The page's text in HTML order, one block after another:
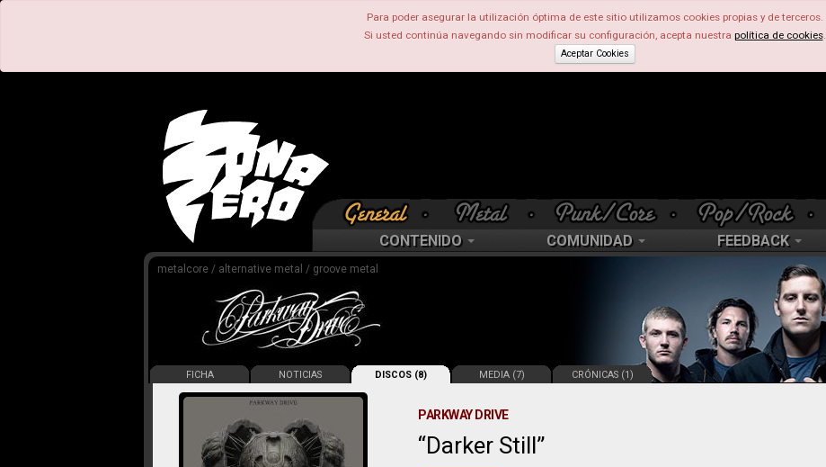
Para poder asegurar la utilización óptima de este sitio utilizamos cookies propias y de terceros.
Si usted continúa navegando sin modificar su configuración, acepta nuestra política de cookies.
Aceptar Cookies
CONTENIDO COMUNIDAD FEEDBACK
metalcore / alternative metal / groove metal
FICHA NOTICIAS DISCOS (8) MEDIA (7) CRÓNICAS (1)
PARKWAY DRIVE
Darker Still